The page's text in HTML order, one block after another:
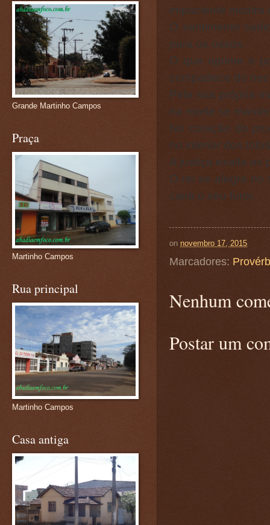
impaciente mostra
O sentimento
para os ossos.
O que oprime o
compadece do
Pela sua própria
na morte se
No coração do
no interior dos
A justiça exalta os
O rei se alegra no
cairá o seu furor.
on novembro 17, 2015
Marcadores:
Nenhum
Postar um
Grande Martinho Campos
Praça
Martinho Campos
Rua principal
Martinho Campos
Casa antiga